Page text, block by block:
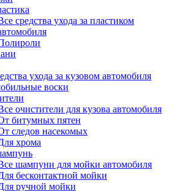
средства ухода за пластиком
ухода за кузовом автомобиля
воски
очистители для кузова автомобиля
битумных пятен
следов насекомых
хрома
шампуни для мойки автомобиля
бесконтактной мойки
ручной мойки